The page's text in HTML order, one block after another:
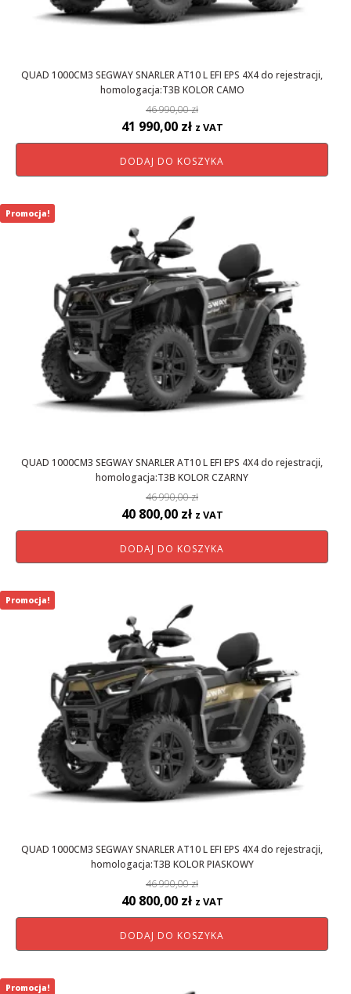
QUAD 1000CM3 SEGWAY SNARLER AT10 L EFI EPS 4X4 do rejestracji,
homologacja:T3B KOLOR CAMO
46 990,00zł
Pierwotna
cena
wynosiła:
41 990,00 złAktualna
cena
wynosi:
z VAT
DODAJ DO KOSZYKA
QUAD 1000CM3 SEGWAY SNARLER AT10 L EFI EPS 4X4 do rejestracji,
homologacja:T3B KOLOR CZARNY
46 990,00zł
Pierwotna
cena
wynosiła:
40 800,00 złAktualna
cena
wynosi:
z VAT
DODAJ DO KOSZYKA
Promocja!
QUAD 1000CM3 SEGWAY SNARLER AT10 L EFI EPS 4X4 do rejestracji,
homologacja:T3B KOLOR PIASKOWY
46 990,00zł
Pierwotna
cena
wynosiła:
40 800,00 złAktualna
cena
wynosi:
z VAT
DODAJ DO KOSZYKA
Promocja!
Promocja!